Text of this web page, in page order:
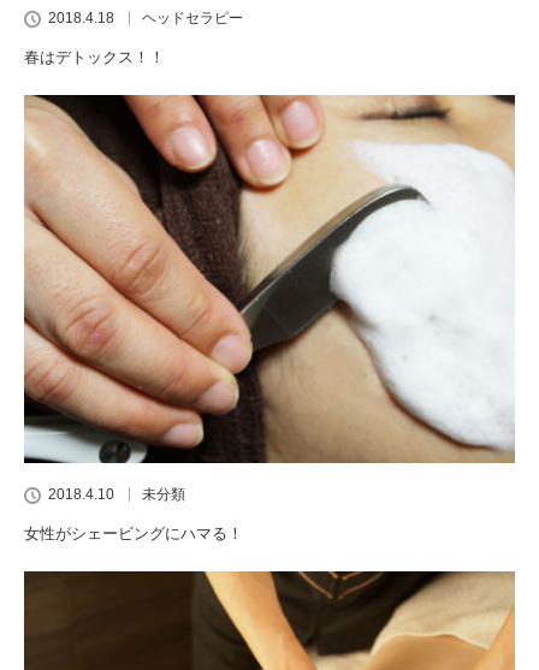
2018.4.18 ヘッドセラピー
春はデトックス！！
2018.4.10 未分類
女性がシェービングにハマる！